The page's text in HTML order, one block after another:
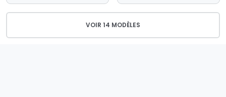
VOIR 14 MODÈLES